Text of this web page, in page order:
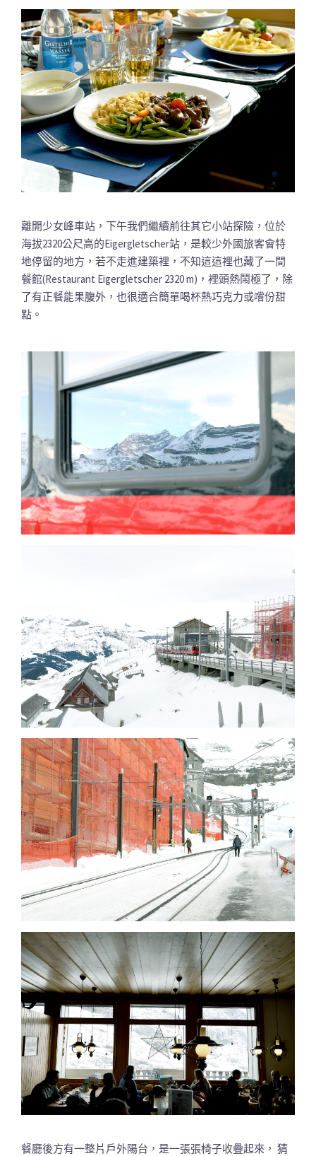
離開少女峰車站，下午我們繼續前往其它小站探險，位於
海拔2320公尺高的Eigergletscher站，是較少外國旅客會特
地停留的地方，若不走進建築裡，不知這這裡也藏了一間
餐館(Restaurant Eigergletscher 2320 m)，裡頭熱鬧極了，除
了有正餐能果腹外，也很適合簡單喝杯熱巧克力或嚐份甜
點。
餐廳後方有一整片戶外陽台，是一張張椅子收疊起來， 猜